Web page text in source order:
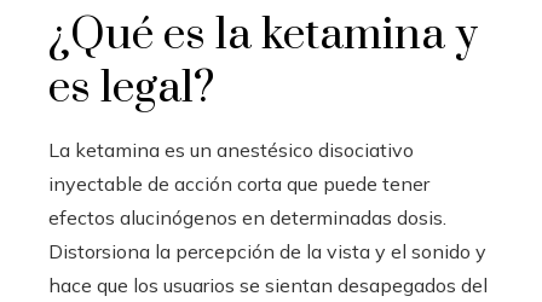
¿Qué es la ketamina y
es legal?
La ketamina es un anestésico disociativo
inyectable de acción corta que puede tener
efectos alucinógenos en determinadas dosis.
Distorsiona la percepción de la vista y el sonido y
hace que los usuarios se sientan desapegados del